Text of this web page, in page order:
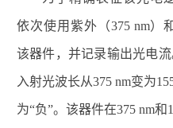
依次使用紫外（375 nm）
该器件，并记录输出光电
入射光波长从375 nm变为
为“负”。该器件在375 nm和